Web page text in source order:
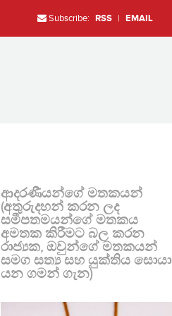
Subscribe: RSS | EMAIL
ආදරණීයන්ගේ මතකයන්
(අතුරුදහන් කරන ලද
සමීපතමයන්ගේ මතකය
අමතක කිරීමට බල කරන
රාජ්‍යක, ඔවුන්ගේ මතකයන්
සමග සත්‍ය සහ යුක්තිය සොයා
යන ගමන් ගැන)